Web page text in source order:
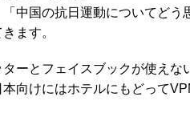
中国の抗日運動についてど
ます。
ーとフェイスブックが使えな
向けにはホテルにもどって